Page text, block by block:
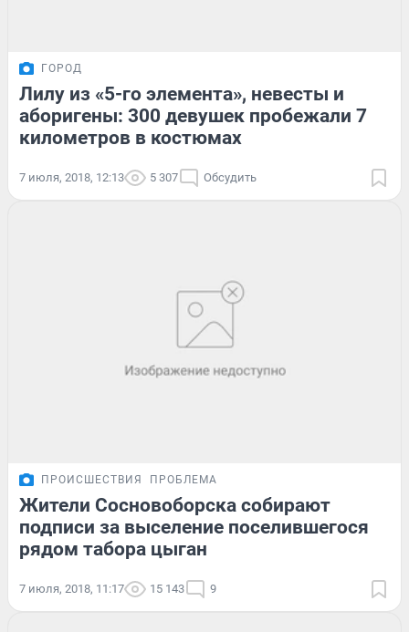
ГОРОД
Лилу из «5-го элемента», невесты и
аборигены: 300 девушек пробежали 7
километров в костюмах
7 июля, 2018, 12:13 5 307 Обсудить
ПРОИСШЕСТВИЯ ПРОБЛЕМА
Жители Сосновоборска собирают
подписи за выселение поселившегося
рядом табора цыган
7 июля, 2018, 11:17 15 143 9